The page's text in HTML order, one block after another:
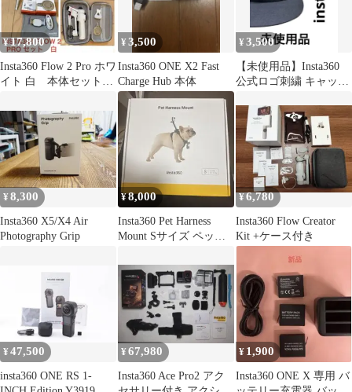
¥17,800
Insta360 Flow 2 Pro ホワ
イト 白 本体セット
¥3,500
Insta360 ONE X2 Fast
Charge Hub 本体
¥3,500
【未使用品】Insta360
公式ロゴ刺繍 キャップ
¥8,300
Insta360 X5/X4 Air
Photography Grip
¥8,000
Insta360 Pet Harness
Mount Sサイズ ペット
¥6,780
Insta360 Flow Creator
Kit +ケース付き
¥47,500
insta360 ONE RS 1-
¥67,980
Insta360 Ace Pro2 アク
¥ 1,900
Insta360 ONE X 専用 バ